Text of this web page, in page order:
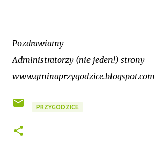
Pozdrawiamy
Administratorzy (nie jeden!) strony
www.gminaprzygodzice.blogspot.com
PRZYGODZICE